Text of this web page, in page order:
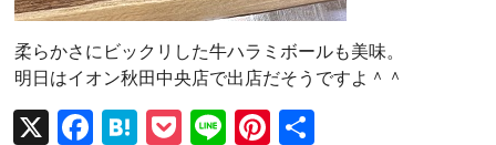
柔らかさにビックリした牛ハラミボールも美味。
明日はイオン秋田中央店で出店だそうですよ＾＾
X
F
H
P
Li
Pi